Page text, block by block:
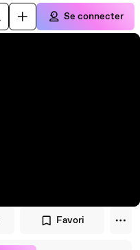
Se connecter
Favori